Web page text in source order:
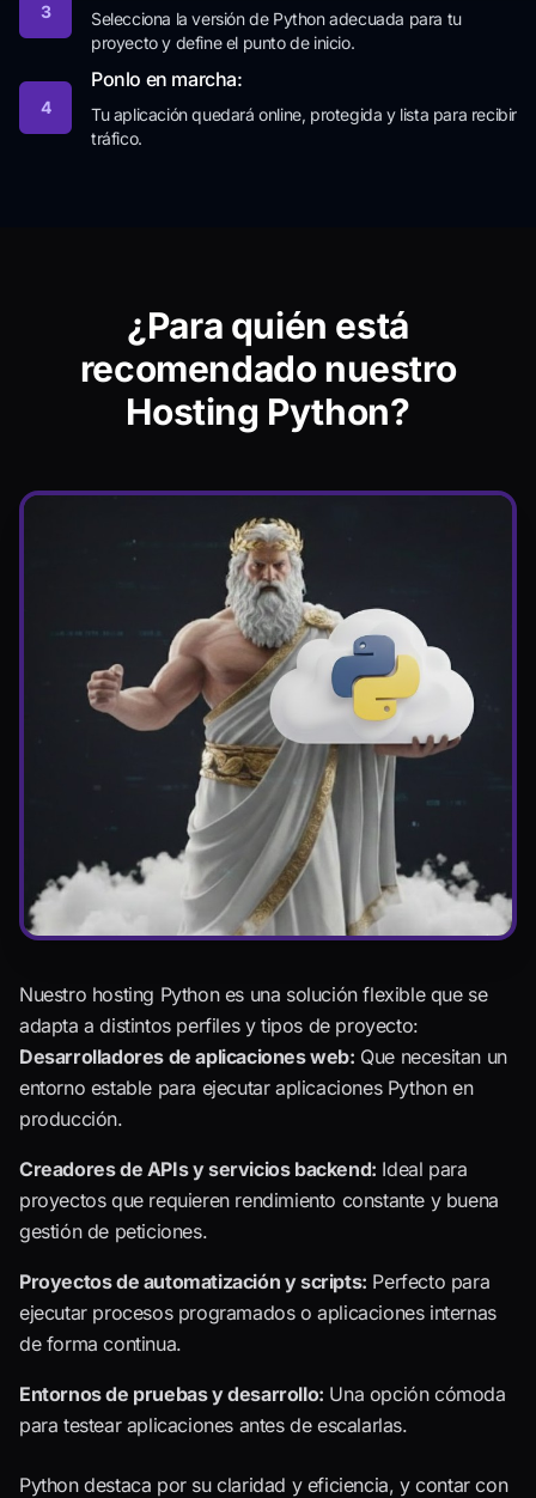
3
Selecciona la versión de Python adecuada para tu
proyecto y define el punto de inicio.
4
Ponlo en marcha:
Tu aplicación quedará online, protegida y lista para recibir
tráfico.
¿Para quién está
recomendado nuestro
Hosting Python?
Nuestro hosting Python es una solución flexible que se
adapta a distintos perfiles y tipos de proyecto:
Desarrolladores de aplicaciones web: Que necesitan un
entorno estable para ejecutar aplicaciones Python en
producción.
Creadores de APIs y servicios backend: Ideal para
proyectos que requieren rendimiento constante y buena
gestión de peticiones.
Proyectos de automatización y scripts: Perfecto para
ejecutar procesos programados o aplicaciones internas
de forma continua.
Entornos de pruebas y desarrollo: Una opción cómoda
para testear aplicaciones antes de escalarlas.
Python destaca por su claridad y eficiencia, y contar con